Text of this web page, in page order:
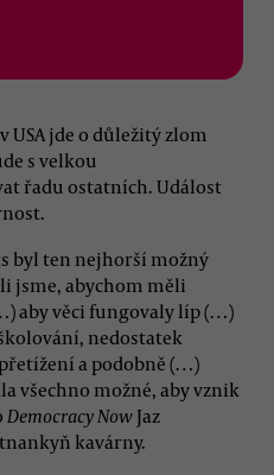
jde o důležitý zlom
s velkou
řadu ostatních. Událost
byl ten nejhorší možný
jsme, abychom měli
aby věci fungovaly líp (…)
nedostatek
a podobně (…)
všechno možné, aby vznik
Democracy Now Jaz
kavárny.